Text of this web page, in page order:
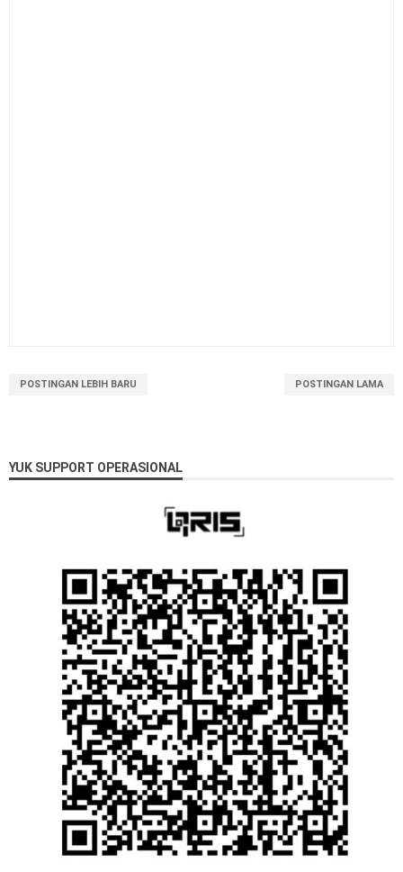
POSTINGAN LEBIH BARU POSTINGAN LAMA
YUK SUPPORT OPERASIONAL